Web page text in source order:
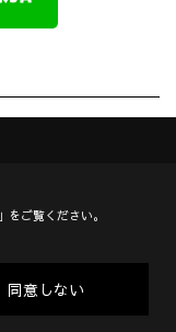
」をご覧ください。
同意しない